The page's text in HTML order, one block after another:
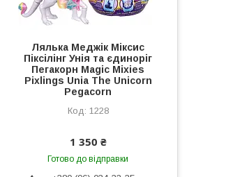
Лялька Меджік Міксис
Піксілінг Унія та єдиноріг
Пегакорн Magic Mixies
Pixlings Unia The Unicorn
Pegacorn
1228
1 350 ₴
Готово до відправки